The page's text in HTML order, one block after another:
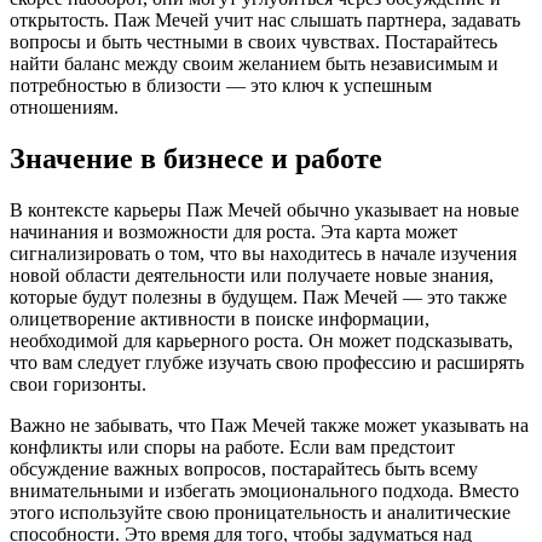
открытость. Паж Мечей учит нас слышать партнера, задавать
вопросы и быть честными в своих чувствах. Постарайтесь
найти баланс между своим желанием быть независимым и
потребностью в близости — это ключ к успешным
отношениям.
Значение в бизнесе и работе
В контексте карьеры Паж Мечей обычно указывает на новые
начинания и возможности для роста. Эта карта может
сигнализировать о том, что вы находитесь в начале изучения
новой области деятельности или получаете новые знания,
которые будут полезны в будущем. Паж Мечей — это также
олицетворение активности в поиске информации,
необходимой для карьерного роста. Он может подсказывать,
что вам следует глубже изучать свою профессию и расширять
свои горизонты.
Важно не забывать, что Паж Мечей также может указывать на
конфликты или споры на работе. Если вам предстоит
обсуждение важных вопросов, постарайтесь быть всему
внимательными и избегать эмоционального подхода. Вместо
этого используйте свою проницательность и аналитические
способности. Это время для того, чтобы задуматься над